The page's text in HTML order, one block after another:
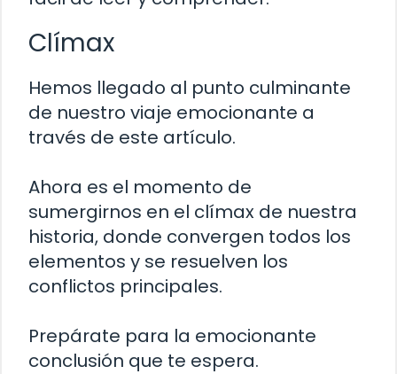
Clímax
Hemos llegado al punto culminante
de nuestro viaje emocionante a
través de este artículo.
Ahora es el momento de
sumergirnos en el clímax de nuestra
historia, donde convergen todos los
elementos y se resuelven los
conflictos principales.
Prepárate para la emocionante
conclusión que te espera.